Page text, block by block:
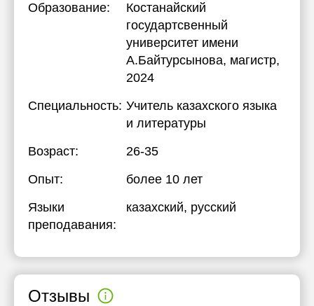
Образование:
Костанайский
государтсвенный
университет имени
А.Байтурсынова, магистр,
2024
Специальность: Учитель казахского языка
и литературы
Возраст:
26-35
Опыт:
более 10 лет
Языки
преподавания:
казахский, русский
Отзывы